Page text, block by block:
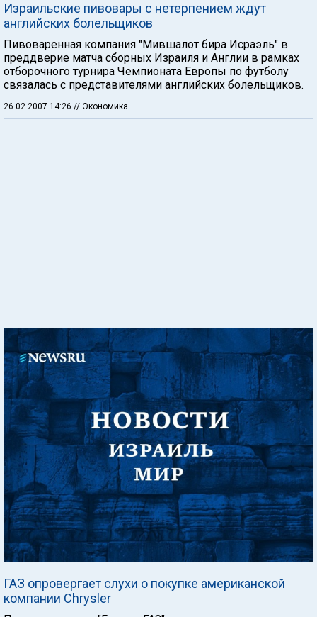
Израильские пивовары с нетерпением ждут
английских болельщиков
Пивоваренная компания "Мившалот бира Исраэль" в
преддверие матча сборных Израиля и Англии в рамках
отборочного турнира Чемпионата Европы по футболу
связалась с представителями английских болельщиков.
26.02.2007 14:26 // Экономика
ГАЗ опровергает слухи о покупке американской
компании Chrysler